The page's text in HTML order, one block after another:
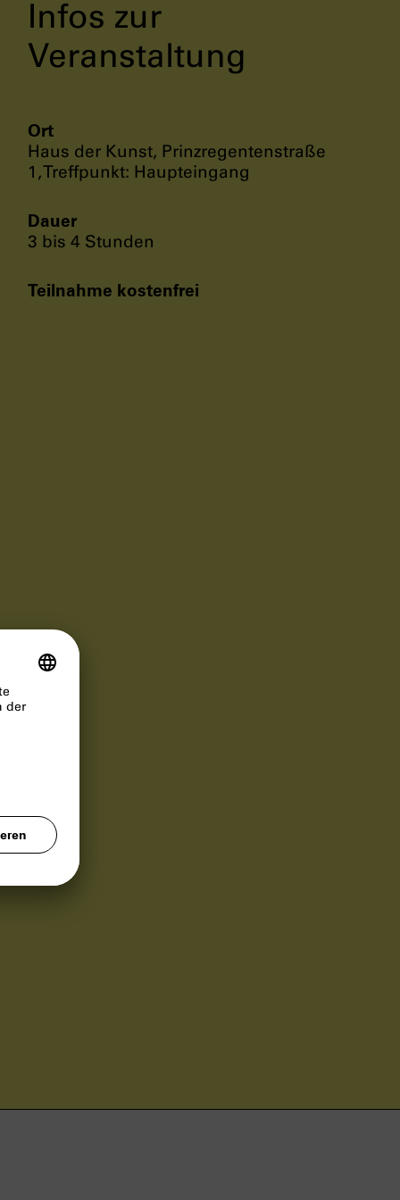
Infos zur
Veranstaltung
Ort
Haus der Kunst, Prinzregentenstraße
1, Treffpunkt: Haupteingang
Dauer
3 bis 4 Stunden
Teilnahme kostenfrei